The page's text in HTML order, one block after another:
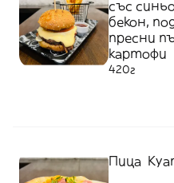
със
бекон,
пресни
картофи
420г
Пица